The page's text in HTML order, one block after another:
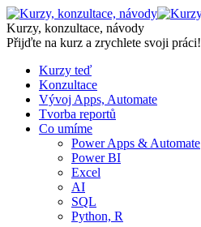
Skip
to
content
Kurzy, konzultace, návody
Přijďte na kurz a zrychlete svoji práci!
Kurzy teď
Konzultace
Vývoj Apps, Automate
Tvorba reportů
Co umíme
Power Apps & Automate
Power BI
Excel
AI
SQL
Python, R